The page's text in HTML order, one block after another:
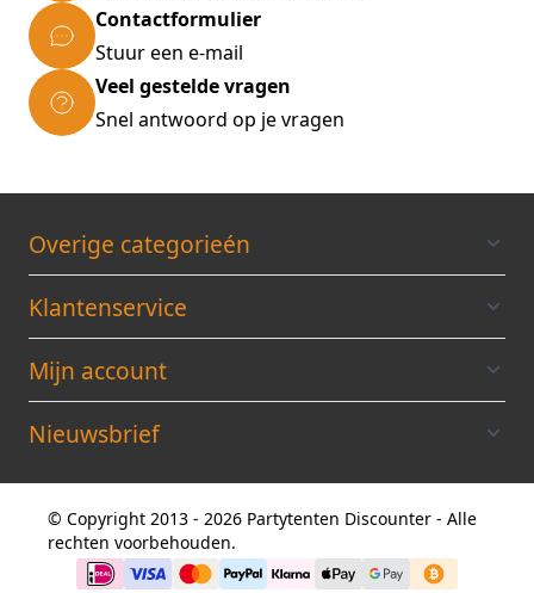
Contactformulier
Stuur een e-mail
Veel gestelde vragen
Snel antwoord op je vragen
Overige categorieén
Klantenservice
Mijn account
Nieuwsbrief
© Copyright 2013 - 2026 Partytenten Discounter - Alle
rechten voorbehouden.